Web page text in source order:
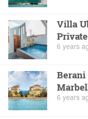
Villa
6 years
6 years